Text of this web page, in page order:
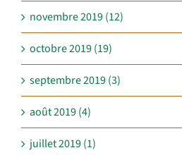
novembre 2019 (12)
octobre 2019 (19)
septembre 2019 (3)
août 2019 (4)
juillet 2019 (1)